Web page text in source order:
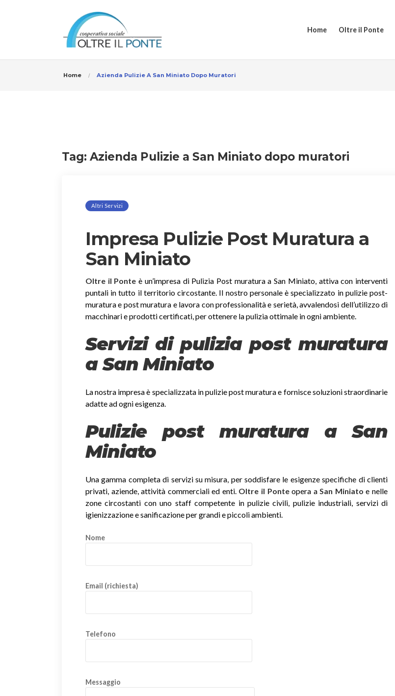
Home Oltre il Ponte
Home Azienda Pulizie A San Miniato Dopo Muratori
Tag: Azienda Pulizie a San Miniato dopo muratori
Altri Servizi
Impresa Pulizie Post Muratura a
San Miniato
Oltre il Ponte è un’impresa di Pulizia Post muratura a San Miniato, attiva con interventi
puntali in tutto il territorio circostante. Il nostro personale è specializzato in pulizie post-
muratura e post muratura e lavora con professionalità e serietà, avvalendosi dell’utilizzo di
macchinari e prodotti certificati, per ottenere la pulizia ottimale in ogni ambiente.
Servizi di pulizia post muratura
a San Miniato
La nostra impresa è specializzata in pulizie post muratura e fornisce soluzioni straordinarie
adatte ad ogni esigenza.
Pulizie post muratura a San
Miniato
Una gamma completa di servizi su misura, per soddisfare le esigenze specifiche di clienti
privati, aziende, attività commerciali ed enti. Oltre il Ponteopera aSan Miniato e nelle
zone circostanti con uno staff competente in pulizie civili, pulizie industriali, servizi di
igienizzazione e sanificazione per grandi e piccoli ambienti.
Nome
Email (richiesta)
Telefono
Messaggio